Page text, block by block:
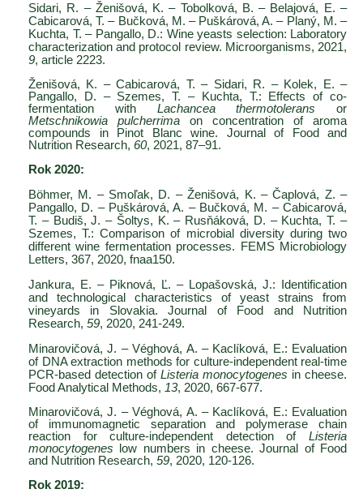
Sidari, R. – Ženišová, K. – Tobolková, B. – Belajová, E. –
Cabicarová, T. – Bučková, M. – Puškárová, A. – Planý, M. –
Kuchta, T. – Pangallo, D.: Wine yeasts selection: Laboratory
characterization and protocol review. Microorganisms, 2021,
9, article 2223.
Ženišová, K. – Cabicarová, T. – Sidari, R. – Kolek, E. –
Pangallo, D. – Szemes, T. – Kuchta, T.: Effects of co-
fermentation with Lachancea thermotolerans or
Metschnikowia pulcherrima on concentration of aroma
compounds in Pinot Blanc wine. Journal of Food and
Nutrition Research, 60, 2021, 87–91.
Rok 2020:
Böhmer, M. – Smoľak, D. – Ženišová, K. – Čaplová, Z. –
Pangallo, D. – Puškárová, A. – Bučková, M. – Cabicarová,
T. – Budiš, J. – Šoltys, K. – Rusňáková, D. – Kuchta, T. –
Szemes, T.: Comparison of microbial diversity during two
different wine fermentation processes. FEMS Microbiology
Letters, 367, 2020, fnaa150.
Jankura, E. – Piknová, Ľ. – Lopašovská, J.: Identification
and technological characteristics of yeast strains from
vineyards in Slovakia. Journal of Food and Nutrition
Research, 59, 2020, 241-249.
Minarovičová, J. – Véghová, A. – Kaclíková, E.: Evaluation
of DNA extraction methods for culture-independent real-time
PCR-based detection of Listeria monocytogenes in cheese.
Food Analytical Methods, 13, 2020, 667-677.
Minarovičová, J. – Véghová, A. – Kaclíková, E.: Evaluation
of immunomagnetic separation and polymerase chain
reaction for culture-independent detection of Listeria
monocytogenes low numbers in cheese. Journal of Food
and Nutrition Research, 59, 2020, 120-126.
Rok 2019: